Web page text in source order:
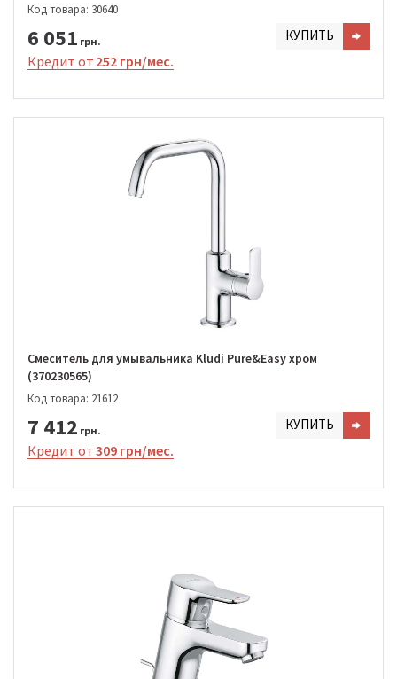
Код товара: 30640
6 051 грн. КУПИТЬ
Кредит от 252 грн/мес.
Смеситель для умывальника Kludi Pure&Easy хром
(370230565)
Код товара: 21612
7 412 грн. КУПИТЬ
Кредит от309 грн/мес.